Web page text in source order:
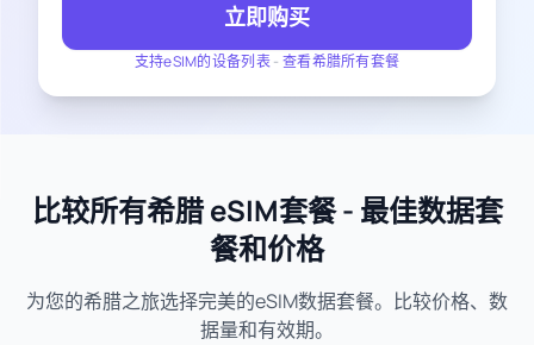
支持eSIM的设备列表- 查看希腊所有套餐
立即购买
比较所有希腊 eSIM套餐 - 最佳数据套
餐和价格
为您的希腊之旅选择完美的eSIM数据套餐。比较价格、数
据量和有效期。